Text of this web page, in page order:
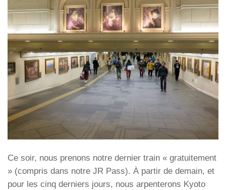
Ce soir, nous prenons notre dernier train « gratuitement
» (compris dans notre JR Pass). À partir de demain, et
pour les cinq derniers jours, nous arpenterons Kyoto